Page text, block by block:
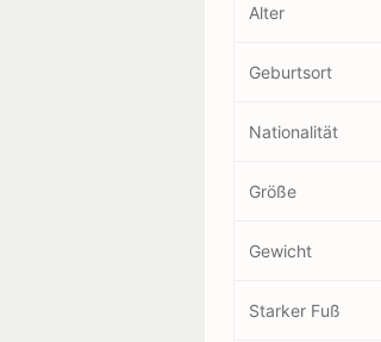
Alter
Geburtsort
Nationalität
Größe
Gewicht
Starker Fuß